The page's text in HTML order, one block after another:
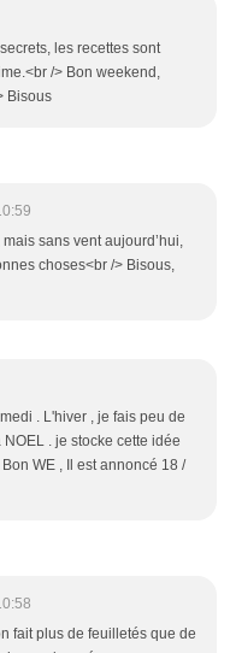
les recettes sont
/> Bon weekend,
Bisous
sans vent aujourd’hui,
choses<br /> Bisous,
. L'hiver , je fais peu de
. je stocke cette idée
WE , Il est annoncé 18 /
fait plus de feuilletés que de